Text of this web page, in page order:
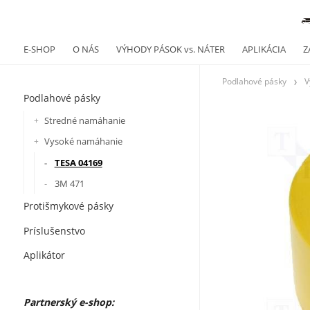
E-SHOP O NÁS VÝHODY PÁSOK vs. NÁTER APLIKÁCIA
Podlahové pásky
Stredné namáhanie
Vysoké namáhanie
TESA 04169
3M 471
Protišmykové pásky
Príslušenstvo
Aplikátor
Partnerskýe-shop:
Podlahové pásky